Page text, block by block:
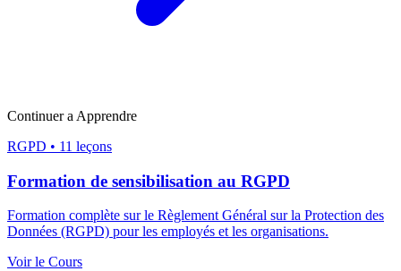
Continuer a Apprendre
RGPD • 11 leçons
Formation de sensibilisation au RGPD
Formation complète sur le Règlement Général sur la Protection des
Données (RGPD) pour les employés et les organisations.
Voir le Cours